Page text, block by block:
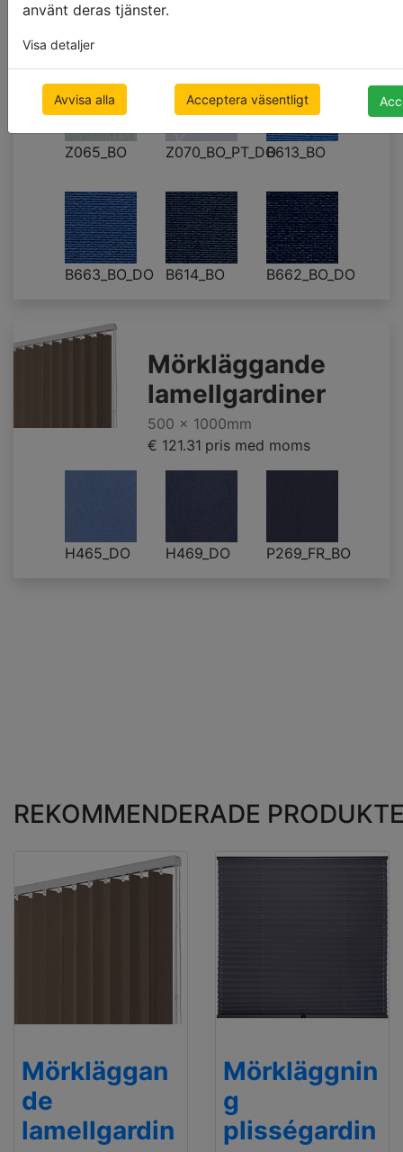
använt deras tjänster.
Visa detaljer
Avvisa alla Acceptera väsentligt
Z065_BO Z070_BO_PT_DOB613_BO
B663_BO_DO B614_BO B662_BO_DO
Mörkläggande
lamellgardiner
500 x 1000mm
€ 121.31 pris med moms
H465_DO H469_DO P269_FR_BO
REKOMMENDERADE
Mörkläggan
de
lamellgardin
Mörkläggnin
g
plisségardin